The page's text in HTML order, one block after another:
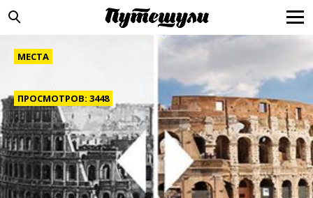
МЕСТА
ПРОСМОТРОВ: 3448